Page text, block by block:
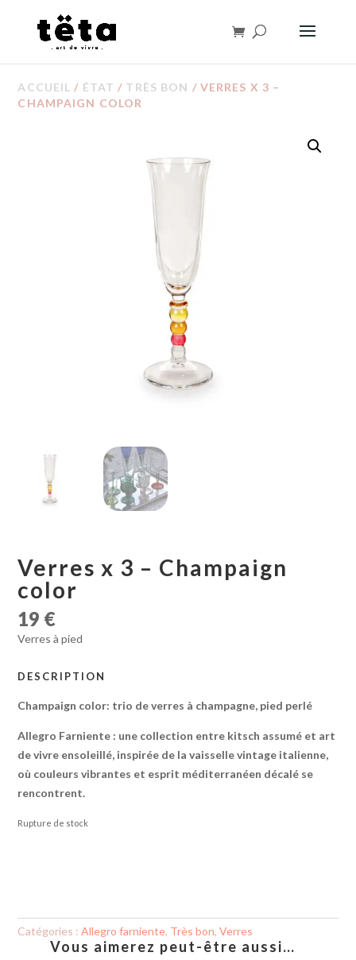
ACCUEIL / ÉTAT / TRÈS BON / VERRES X 3 –
CHAMPAIGN COLOR
Verres x 3 – Champaign
color
19 €
Verres à pied
DESCRIPTION
Champaign color: trio de verres à champagne, pied perlé
Allegro Farniente : une collection entre kitsch assumé et art
de vivre ensoleillé, inspirée de la vaisselle vintage italienne,
où couleurs vibrantes et esprit méditerranéen décalé se
rencontrent.
Rupture de stock
Catégories :Allegro farniente, Très bon,Verres
Vous aimerez peut-être aussi…